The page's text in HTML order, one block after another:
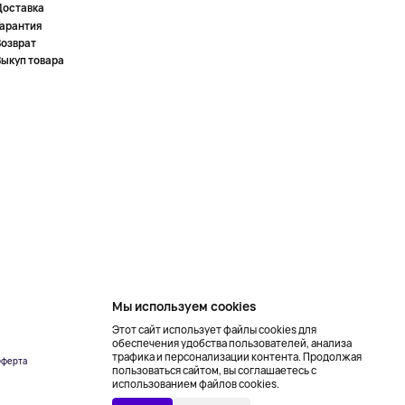
товара
Создание сайта –
NetLab
Мы используем cookies
Этот сайт использует файлы cookies для
обеспечения удобства пользователей, анализа
трафика и персонализации контента. Продолжая
пользоваться сайтом, вы соглашаетесь с
использованием файлов cookies.